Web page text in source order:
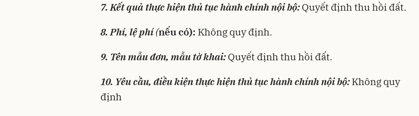
7. Kết quả thực hiện thủ tục hành chính nội bộ:Quyết định thu hồi đất.
8. Phí, lệ phí(nếu có): Không quy định.
9. Tên mẫu đơn, mẫu tờ khai:Quyết định thu hồi đất.
10. Yêu cầu, điều kiện thực hiện thủ tục hành chính nội bộ:Không quy
định